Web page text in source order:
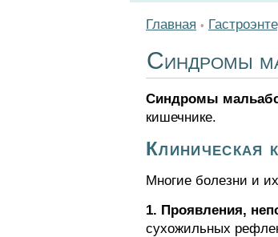
Главная •
Синдромы
Синдромы
кишечнике.
Клиническая
Многие болезни и
1. Проявления,
сухожильных